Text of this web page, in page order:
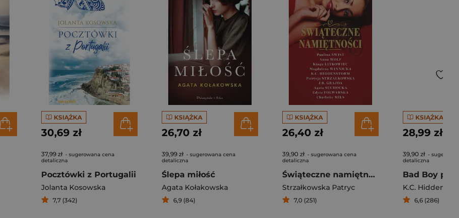
KSIĄŻKA
30,69 zł
37,99 zł - sugerowana cena
detaliczna
Pocztówki z Portugalii
Jolanta Kosowska
7,7 (342)
KSIĄŻKA
26,70 zł
39,99 zł - sugerowana cena
detaliczna
Ślepa miłość
Agata Kołakowska
6,9 (84)
KSIĄŻKA
26,40 zł
39,90 zł - sugerowana cena
detaliczna
Świąteczne namiętności
Strzałkowska Patryc
7,0 (251)
KSIĄŻKA
28,99 zł
39,90 zł -
detaliczna
Bad Boy
K.C.
6,6 (286)